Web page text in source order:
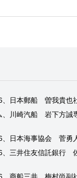
、日本郵船 曽我貴也
、川崎汽船 岩下方誠
、日本海事協会 菅勇
、三井住友信託銀行